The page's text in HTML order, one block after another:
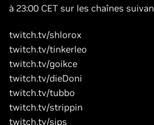
à 23:00 CET sur les chaînes
twitch.tv/shlorox
twitch.tv/tinkerleo
twitch.tv/goikce
twitch.tv/dieDoni
twitch.tv/tubbo
twitch.tv/strippin
twitch.tv/sips_